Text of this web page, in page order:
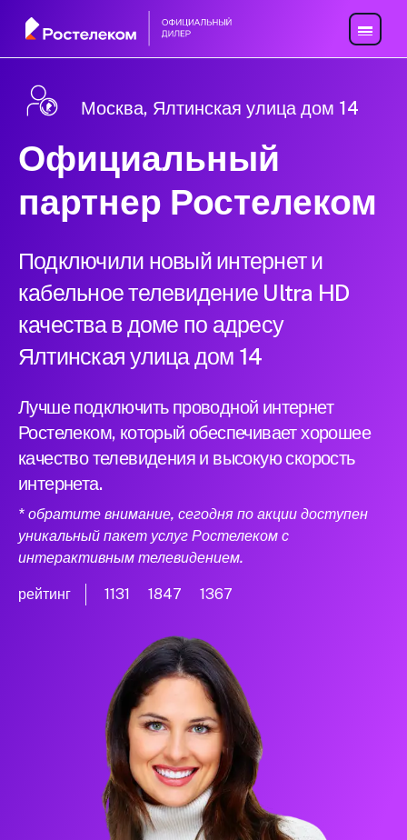
Москва, Ялтинская улица дом 14
Официальный
партнер Ростелеком
Подключили новый интернет и
кабельное телевидение Ultra HD
качества в доме по адресу
Ялтинская улица дом 14
Лучше подключить проводной интернет
Ростелеком, который обеспечивает хорошее
качество телевидения и высокую скорость
интернета.
* обратите внимание, сегодня по акции доступен
уникальный пакет услуг Ростелеком с
интерактивным телевидением.
рейтинг 1131 1847 1367